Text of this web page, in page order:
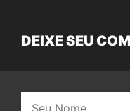
DEIXE SEU